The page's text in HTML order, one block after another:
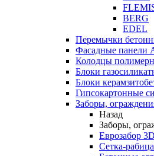
BERG
EDEL
Перемычки
Фасадные
Колодцы
Блоки
Блоки
Гипсокартонные
Заборы,
Назад
Заборы,
Еврозабор 3D
Сетка-